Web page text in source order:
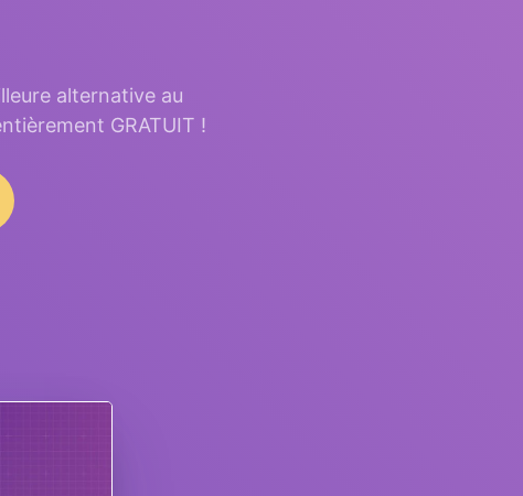
alternative au
GRATUIT !